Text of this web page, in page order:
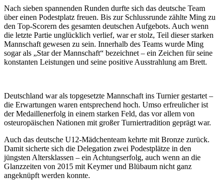
Nach sieben spannenden Runden durfte sich das deutsche Team
über einen Podestplatz freuen. Bis zur Schlussrunde zählte Ming zu
den Top-Scorern des gesamten deutschen Aufgebots. Auch wenn
die letzte Partie unglücklich verlief, war er stolz, Teil dieser starken
Mannschaft gewesen zu sein. Innerhalb des Teams wurde Ming
sogar als „Star der Mannschaft“ bezeichnet – ein Zeichen für seine
konstanten Leistungen und seine positive Ausstrahlung am Brett.
Deutschland war als topgesetzte Mannschaft ins Turnier gestartet –
die Erwartungen waren entsprechend hoch. Umso erfreulicher ist
der Medaillenerfolg in einem starken Feld, das vor allem von
osteuropäischen Nationen mit großer Turniertradition geprägt war.
Auch das deutsche U12-Mädchenteam kehrte mit Bronze zurück.
Damit sicherte sich die Delegation zwei Podestplätze in den
jüngsten Altersklassen – ein Achtungserfolg, auch wenn an die
Glanzzeiten von 2015 mit Keymer und Blübaum nicht ganz
angeknüpft werden konnte.